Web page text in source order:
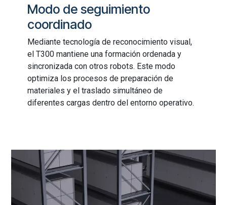
Modo de seguimiento
coordinado
Mediante tecnología de reconocimiento visual,
el T300 mantiene una formación ordenada y
sincronizada con otros robots. Este modo
optimiza los procesos de preparación de
materiales y el traslado simultáneo de
diferentes cargas dentro del entorno operativo.